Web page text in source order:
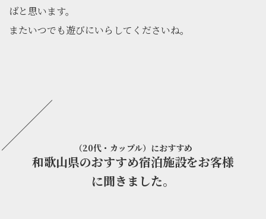
ばと思います。
またいつでも遊びにいらしてくださいね。
（20代・カップル）におすすめ
和歌山県のおすすめ宿泊施設をお客様
に聞きました。